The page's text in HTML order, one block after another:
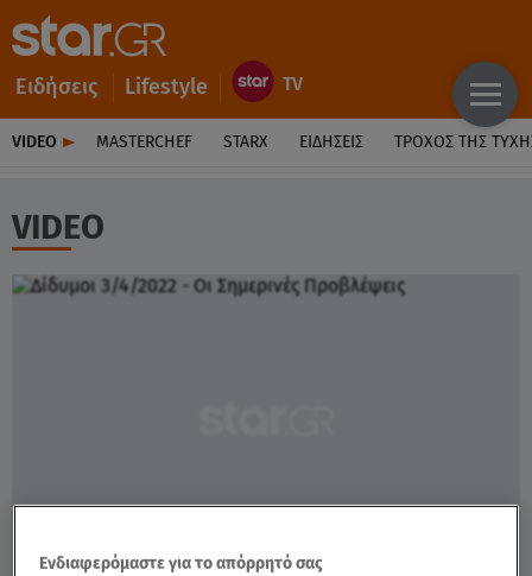
Ειδήσεις Lifestyle
VIDEO MASTERCHEF STARX ΕΙΔΉΣΕΙΣ ΤΡΟΧΌΣ ΤΗΣ
VIDEO
Ενδιαφερόμαστε για το απόρρητό σας